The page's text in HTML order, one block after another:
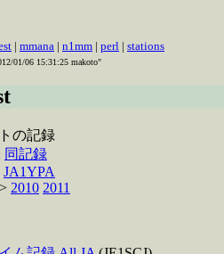
| mmana | n1mm | perl | stations
01/06 15:31:25 makoto"
の記録
同記録
JA1YPA
2010 2011